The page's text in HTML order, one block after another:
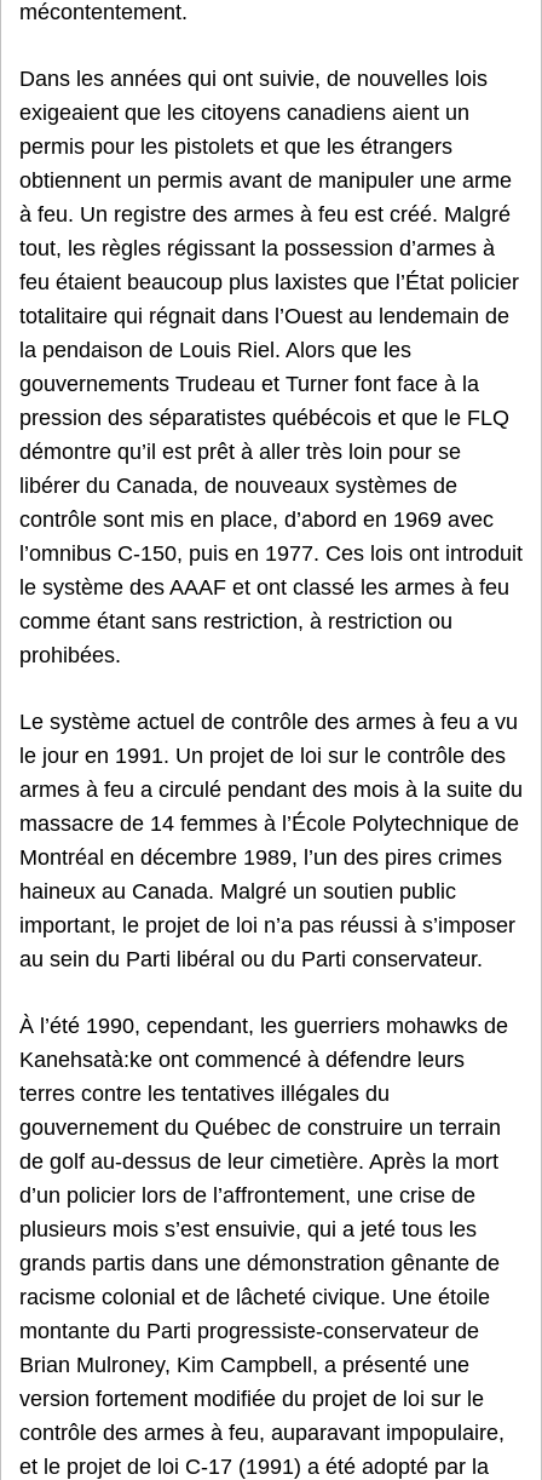
mécontentement.
Dans les années qui ont suivie, de nouvelles lois
exigeaient que les citoyens canadiens aient un
permis pour les pistolets et que les étrangers
obtiennent un permis avant de manipuler une arme
à feu. Un registre des armes à feu est créé. Malgré
tout, les règles régissant la possession d’armes à
feu étaient beaucoup plus laxistes que l’État policier
totalitaire qui régnait dans l’Ouest au lendemain de
la pendaison de Louis Riel. Alors que les
gouvernements Trudeau et Turner font face à la
pression des séparatistes québécois et que le FLQ
démontre qu’il est prêt à aller très loin pour se
libérer du Canada, de nouveaux systèmes de
contrôle sont mis en place, d’abord en 1969 avec
l’omnibus C-150, puis en 1977. Ces lois ont introduit
le système des AAAF et ont classé les armes à feu
comme étant sans restriction, à restriction ou
prohibées.
Le système actuel de contrôle des armes à feu a vu
le jour en 1991. Un projet de loi sur le contrôle des
armes à feu a circulé pendant des mois à la suite du
massacre de 14 femmes à l’École Polytechnique de
Montréal en décembre 1989, l’un des pires crimes
haineux au Canada. Malgré un soutien public
important, le projet de loi n’a pas réussi à s’imposer
au sein du Parti libéral ou du Parti conservateur.
À l’été 1990, cependant, les guerriers mohawks de
Kanehsatà:ke ont commencé à défendre leurs
terres contre les tentatives illégales du
gouvernement du Québec de construire un terrain
de golf au-dessus de leur cimetière. Après la mort
d’un policier lors de l’affrontement, une crise de
plusieurs mois s’est ensuivie, qui a jeté tous les
grands partis dans une démonstration gênante de
racisme colonial et de lâcheté civique. Une étoile
montante du Parti progressiste-conservateur de
Brian Mulroney, Kim Campbell, a présenté une
version fortement modifiée du projet de loi sur le
contrôle des armes à feu, auparavant impopulaire,
et le projet de loi C-17 (1991) a été adopté par la